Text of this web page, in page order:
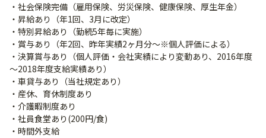
・社会保険完備（雇用保険、労災保険、健康保険、厚生年金）
・昇給あり（年1回、3月に改定）
・特別昇給あり（勤続5年毎に実施）
・賞与あり（年2回、昨年実績2ヶ月分～※個人評価による）
・決算賞与あり（個人評価・会社実績により変動あり、2016年度
～2018年度支給実績あり）
・車貸与あり（当社規定あり）
・産休、育休制度あり
・介護暇制度あり
・社員食堂あり(200円/食)
・時間外支給